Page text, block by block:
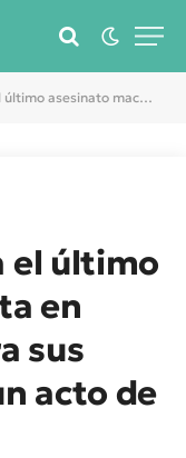
y muestra sus condolencias en un acto de repulsa
el último
en
sus
acto de